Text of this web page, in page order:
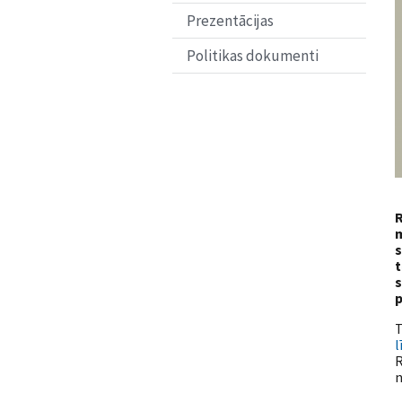
Prezentācijas
Politikas dokumenti